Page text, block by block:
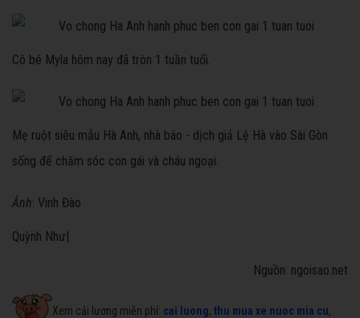
Cô bé Myla hôm nay đã tròn 1 tuần tuổi.
Mẹ ruột siêu mẫu Hà Anh, nhà báo - dịch giả Lệ Hà vào Sài Gòn
sống để chăm sóc con gái và cháu ngoại.
Ảnh: Vinh Đào
Quỳnh Như|
Nguồn: ngoisao.net
Xem cải lương miễn phí: cai luong, thu mua xe nuoc mia cu,